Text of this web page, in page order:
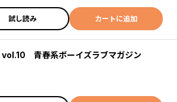
試し読み カートに追加
青春系ボーイズラブマガジン